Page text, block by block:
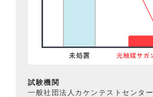
試験機関
一般社団法人カケンテストセンター